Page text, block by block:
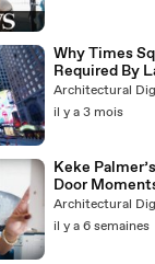
Why Times
Required By
Architectural
il y a 3 mois
Keke
Door
Architectural
il y a 6 semaines